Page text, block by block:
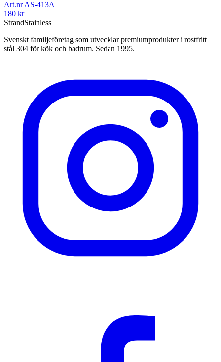
Art.nrAS-413A
180 kr
StrandStainless
Svenskt familjeföretag som utvecklar premiumprodukter i rostfritt
stål 304 för kök och badrum. Sedan 1995.